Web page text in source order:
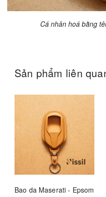
Cá nhân hoá bằng
Sản phẩm liên
Bao da Maserati - Epsom